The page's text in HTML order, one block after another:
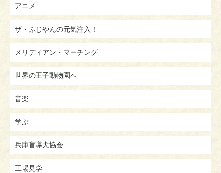
アニメ
ザ・ふじやんの元気注入！
メリディアン・マーチング
世界の王子動物園へ
音楽
学ぶ
兵庫盲導犬協会
工場見学